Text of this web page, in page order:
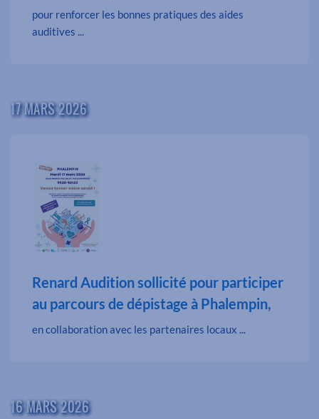
pour renforcer les bonnes pratiques des aides
auditives ...
17 MARS 2026
Renard Audition sollicité pour participer
au parcours de dépistage à Phalempin,
en collaboration avec les partenaires locaux ...
16 MARS 2026